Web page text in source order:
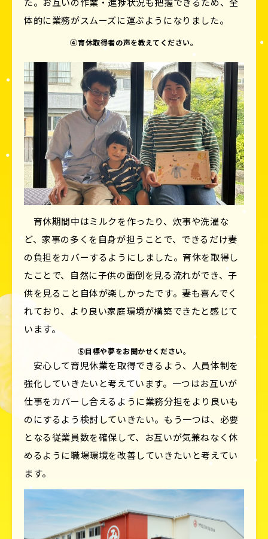
体的に業務がスムーズに運ぶようになりました。
④育休取得者の声を教えてください。
育休期間中はミルクを作ったり、炊事や洗濯な
ど、家事の多くを自身が担うことで、できるだけ妻
の負担をカバーするようにしました。育休を取得し
たことで、自然に子供の面倒を見る流れができ、子
供を見ること自体が楽しかったです。妻も喜んでく
れており、より良い家庭環境が構築できたと感じて
います。
⑤目標や夢をお聞かせください。
安心して育児休業を取得できるよう、人員体制を
強化していきたいと考えています。一つはお互いが
仕事をカバーし合えるように業務分担をより良いも
のにするよう検討していきたい。もう一つは、必要
となる従業員数を確保して、お互いが気兼ねなく休
めるように職場環境を改善していきたいと考えてい
ます。